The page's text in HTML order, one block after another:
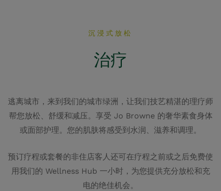
沉浸式放松
治疗
逃离城市，来到我们的城市绿洲，让我们技艺精湛的理疗师
帮您放松、舒缓和减压。享受 Jo Browne 的奢华素食身体
或面部护理。您的肌肤将感受到水润、滋养和调理。
预订疗程或套餐的非住店客人还可在疗程之前或之后免费使
用我们的 Wellness Hub 一小时，为您提供充分放松和充
电的绝佳机会。